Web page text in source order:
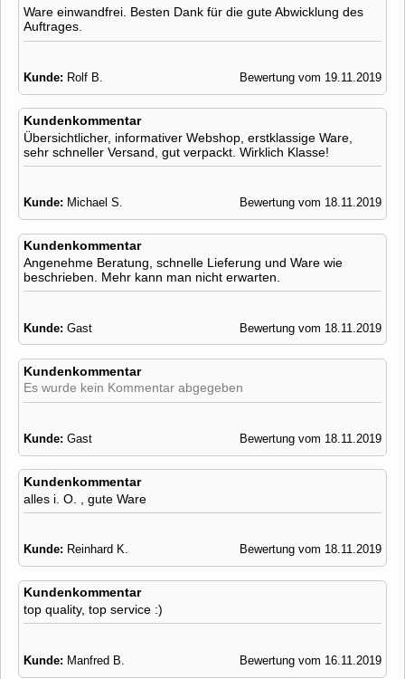
Ware einwandfrei. Besten Dank für die gute Abwicklung des
Auftrages.
Kunde: Rolf B. Bewertung vom 19.11.2019
Kundenkommentar
Übersichtlicher, informativer Webshop, erstklassige Ware,
sehr schneller Versand, gut verpackt. Wirklich Klasse!
Kunde: Michael S. Bewertung vom 18.11.2019
Kundenkommentar
Angenehme Beratung, schnelle Lieferung und Ware wie
beschrieben. Mehr kann man nicht erwarten.
Kunde: Gast Bewertung vom 18.11.2019
Kundenkommentar
Es wurde kein Kommentar abgegeben
Kunde: Gast Bewertung vom 18.11.2019
Kundenkommentar
alles i. O. , gute Ware
Kunde: Reinhard K. Bewertung vom 18.11.2019
Kundenkommentar
top quality, top service :)
Kunde: Manfred B. Bewertung vom 16.11.2019